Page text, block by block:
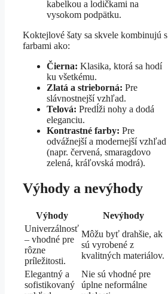
kabelkou a lodičkami na
vysokom podpätku.
Koktejlové šaty sa skvele kombinujú s
farbami ako:
Čierna: Klasika, ktorá sa hodí
ku všetkému.
Zlatá a strieborná: Pre
slávnostnejší vzhľad.
Telová: Predĺži nohy a dodá
eleganciu.
Kontrastné farby: Pre
odvážnejší a modernejší vzhľad
(napr. červená, smaragdovo
zelená, kráľovská modrá).
Výhody a nevýhody
Výhody
Nevýhody
Univerzálnosť
– vhodné pre
rôzne
príležitosti.
Môžu byť drahšie, ak
sú vyrobené z
kvalitných materiálov.
Elegantný a
sofistikovaný
Nie sú vhodné pre
úplne neformálne